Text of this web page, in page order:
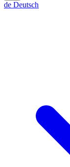
de Deutsch